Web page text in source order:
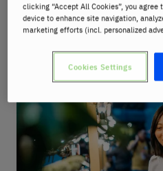
学習言語のみで学ぶベル
正しいタイ語を初回レッ
clicking “Accept All Cookies”, you
device to enhance site navigation,
marketing efforts (incl. personalized
Cookies Settings